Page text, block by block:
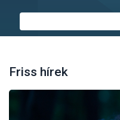
Friss hírek